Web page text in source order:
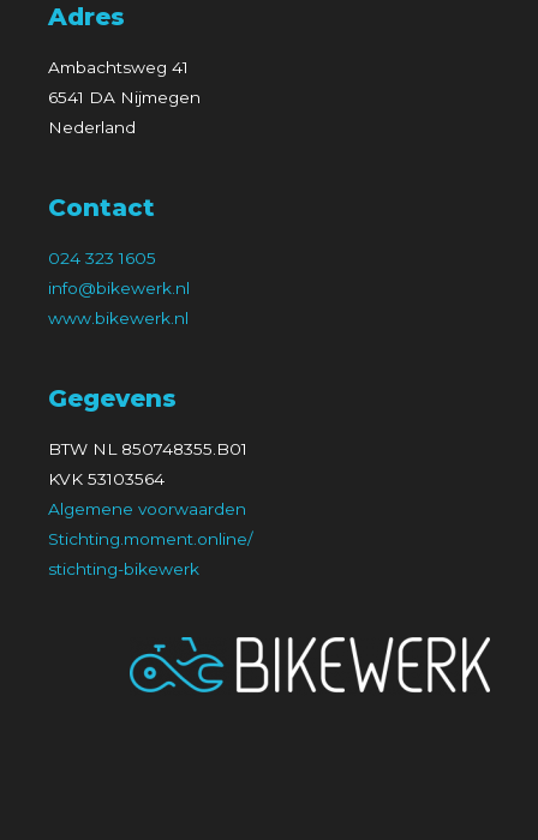
Adres
Ambachtsweg 41
6541 DA Nijmegen
Nederland
Contact
024 323 1605
info@bikewerk.nl
www.bikewerk.nl
Gegevens
BTW NL 850748355.B01
KVK 53103564
Algemene voorwaarden
Stichting.moment.online/
stichting-bikewerk